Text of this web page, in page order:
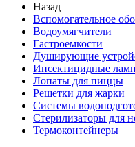
Назад
Вспомогательное
Водоумягчители
Гастроемкости
Душирующие
Инсектицидные
Лопаты для пиццы
Решетки для жарки
Системы
Стерилизаторы для
Термоконтейнеры